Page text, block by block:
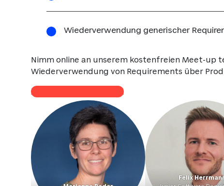
Wiederverwendung generischer
Nimm online an unserem kostenfreien Meet-
Wiederverwendung von Requirements über
KOSTENFREI ANMELDEN
Felix